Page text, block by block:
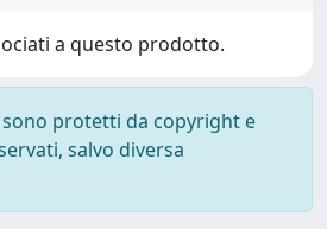
a questo prodotto.
protetti da copyright e
salvo diversa